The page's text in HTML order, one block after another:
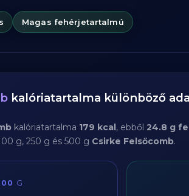
Magas fehérjetartalmú
kalóriatartalma különböző
kalóriatartalma 179 kcal, ebből 24.8 g
g, 250 g és 500 g Csirke Felsőcomb.
G